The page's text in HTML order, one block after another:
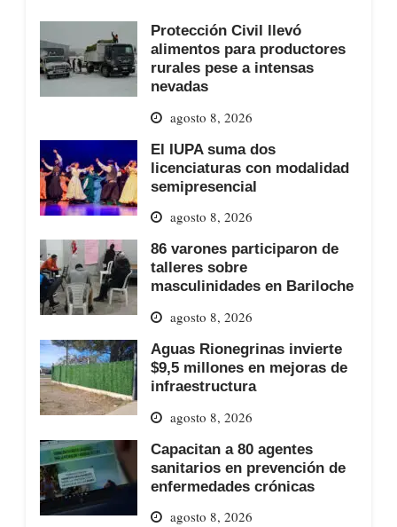
Protección Civil llevó
alimentos para productores
rurales pese a intensas
nevadas
agosto 8, 2026
El IUPA suma dos
licenciaturas con modalidad
semipresencial
agosto 8, 2026
86 varones participaron de
talleres sobre
masculinidades en Bariloche
agosto 8, 2026
Aguas Rionegrinas invierte
$9,5 millones en mejoras de
infraestructura
agosto 8, 2026
Capacitan a 80 agentes
sanitarios en prevención de
enfermedades crónicas
agosto 8, 2026